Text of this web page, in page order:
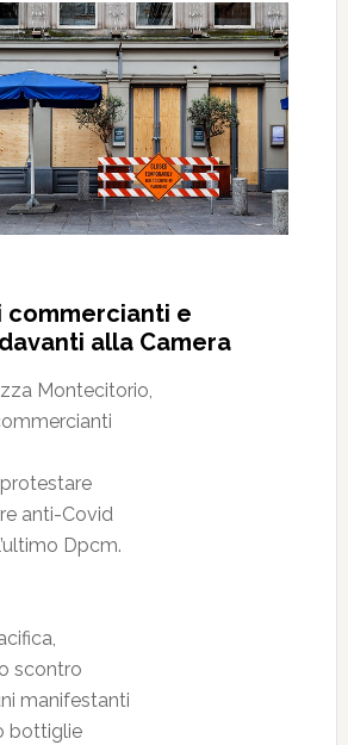
commercianti e
alla Camera
Montecitorio,
anti-Covid
Dpcm.
scontro
manifestanti
bottiglie